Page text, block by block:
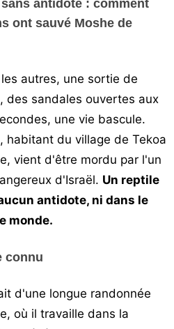
antidote : comment
ont sauvé Moshe de
autres, une sortie de
des sandales ouvertes aux
une vie bascule.
habitant du village de Tekoa
vient d'être mordu par l'un
d'Israël. Un reptile
antidote, ni dans le
monde.
connu
d'une longue randonnée
où il travaille dans la